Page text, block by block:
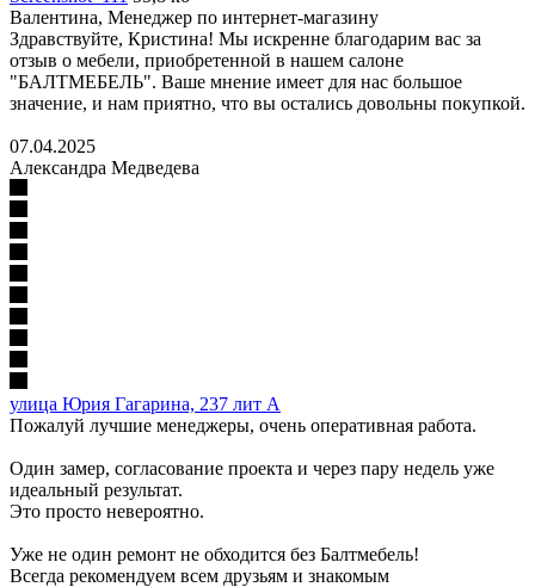
Валентина, Менеджер по интернет-магазину
Здравствуйте, Кристина! Мы искренне благодарим вас за
отзыв о мебели, приобретенной в нашем салоне
"БАЛТМЕБЕЛЬ". Ваше мнение имеет для нас большое
значение, и нам приятно, что вы остались довольны покупкой.
07.04.2025
Александра Медведева
улица Юрия Гагарина, 237 лит А
Пожалуй лучшие менеджеры, очень оперативная работа.
Один замер, согласование проекта и через пару недель уже
идеальный результат.
Это просто невероятно.
Уже не один ремонт не обходится без Балтмебель!
Всегда рекомендуем всем друзьям и знакомым